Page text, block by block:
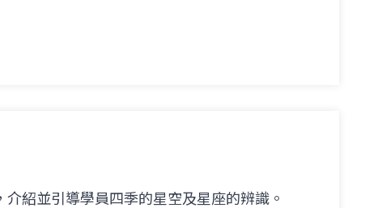
紹並引導學員四季的星空及星座的辨識。